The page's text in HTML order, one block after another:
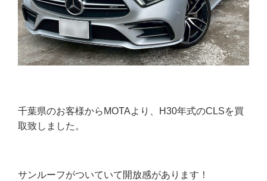
千葉県のお客様からMOTAより、H30年式のCLSを買
取致しました。
サンルーフがついていて開放感があります！